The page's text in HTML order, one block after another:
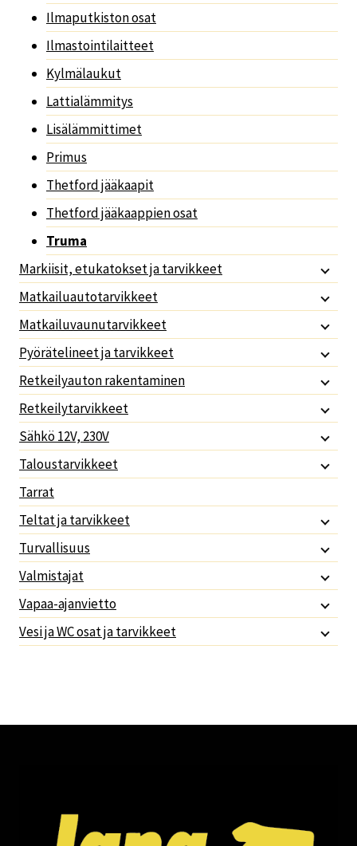
Ilmaputkiston osat
Ilmastointilaitteet
Kylmälaukut
Lattialämmitys
Lisälämmittimet
Primus
Thetford jääkaapit
Thetford jääkaappien osat
Truma
Markiisit, etukatokset ja tarvikkeet
Matkailuautotarvikkeet
Matkailuvaunutarvikkeet
Pyörätelineet ja tarvikkeet
Retkeilyauton rakentaminen
Retkeilytarvikkeet
Sähkö 12V, 230V
Taloustarvikkeet
Tarrat
Teltat ja tarvikkeet
Turvallisuus
Valmistajat
Vapaa-ajanvietto
Vesi ja WC osat ja tarvikkeet